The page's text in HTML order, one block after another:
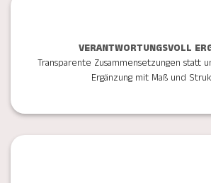
VERANTWORTUNGSVOLL
Transparente Zusammensetzungen statt
Ergänzung mit Maß und